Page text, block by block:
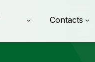
Contacts